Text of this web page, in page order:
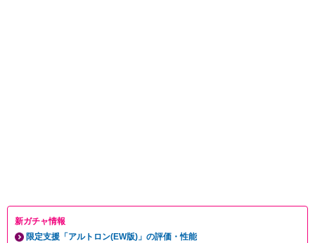
新ガチャ情報
限定支援「アルトロン(EW版)」の評価・性能